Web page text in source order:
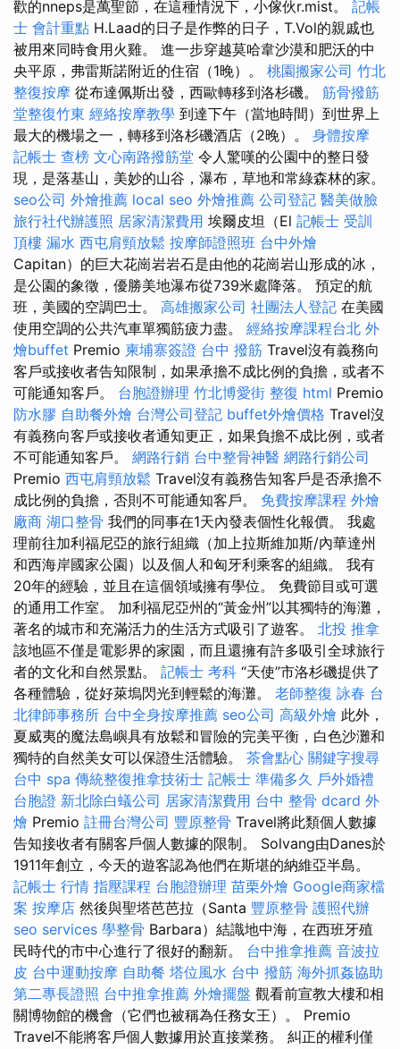
歡的nneps是萬聖節，在這種情況下，小傢伙r.mist。 記帳
士 會計重點 H.Laad的日子是作弊的日子，T.Vol的親戚也
被用來同時食用火雞。 進一步穿越莫哈韋沙漠和肥沃的中
央平原，弗雷斯諾附近的住宿（1晚）。 桃園搬家公司 竹北
整復按摩 從布達佩斯出發，西歐轉移到洛杉磯。 筋骨撥筋
堂整復竹東 經絡按摩教學 到達下午（當地時間）到世界上
最大的機場之一，轉移到洛杉磯酒店（2晚）。 身體按摩
記帳士 查榜 文心南路撥筋堂 令人驚嘆的公園中的整日發
現，是落基山，美妙的山谷，瀑布，草地和常綠森林的家。
seo公司 外燴推薦 local seo 外燴推薦 公司登記 醫美做臉
旅行社代辦護照 居家清潔費用 埃爾皮坦（El 記帳士 受訓
頂樓 漏水 西屯肩頸放鬆 按摩師證照班 台中外燴
Capitan）的巨大花崗岩岩石是由他的花崗岩山形成的冰，
是公園的象徵，優勝美地瀑布從739米處降落。 預定的航
班，美國的空調巴士。 高雄搬家公司 社團法人登記 在美國
使用空調的公共汽車單獨筋疲力盡。 經絡按摩課程台北 外
燴buffet Premio 柬埔寨簽證 台中 撥筋 Travel沒有義務向
客戶或接收者告知限制，如果承擔不成比例的負擔，或者不
可能通知客戶。 台胞證辦理 竹北博愛街 整復 html Premio
防水膠 自助餐外燴 台灣公司登記 buffet外燴價格 Travel沒
有義務向客戶或接收者通知更正，如果負擔不成比例，或者
不可能通知客戶。 網路行銷 台中整骨神醫 網路行銷公司
Premio 西屯肩頸放鬆 Travel沒有義務告知客戶是否承擔不
成比例的負擔，否則不可能通知客戶。 免費按摩課程 外燴
廠商 湖口整骨 我們的同事在1天內發表個性化報價。 我處
理前往加利福尼亞的旅行組織（加上拉斯維加斯/內華達州
和西海岸國家公園）以及個人和匈牙利乘客的組織。 我有
20年的經驗，並且在這個領域擁有學位。 免費節目或可選
的通用工作室。 加利福尼亞州的“黃金州”以其獨特的海灘，
著名的城市和充滿活力的生活方式吸引了遊客。 北投 推拿
該地區不僅是電影界的家園，而且還擁有許多吸引全球旅行
者的文化和自然景點。 記帳士 考科 “天使”市洛杉磯提供了
各種體驗，從好萊塢閃光到輕鬆的海灘。 老師整復 詠春 台
北律師事務所 台中全身按摩推薦 seo公司 高級外燴 此外，
夏威夷的魔法島嶼具有放鬆和冒險的完美平衡，白色沙灘和
獨特的自然美女可以保證生活體驗。 茶會點心 關鍵字搜尋
台中 spa 傳統整復推拿技術士 記帳士 準備多久 戶外婚禮
台胞證 新北除白蟻公司 居家清潔費用 台中 整骨 dcard 外
燴 Premio 註冊台灣公司 豐原整骨 Travel將此類個人數據
告知接收者有關客戶個人數據的限制。 Solvang由Danes於
1911年創立，今天的遊客認為他們在斯堪的納維亞半島。
記帳士 行情 指壓課程 台胞證辦理 苗栗外燴 Google商家檔
案 按摩店 然後與聖塔芭芭拉（Santa 豐原整骨 護照代辦
seo services 學整骨 Barbara）結識地中海，在西班牙殖
民時代的市中心進行了很好的翻新。 台中推拿推薦 音波拉
皮 台中運動按摩 自助餐 塔位風水 台中 撥筋 海外抓姦協助
第二專長證照 台中推拿推薦 外燴擺盤 觀看前宣教大樓和相
關博物館的機會（它們也被稱為任務女王）。 Premio
Travel不能將客戶個人數據用於直接業務。 糾正的權利僅